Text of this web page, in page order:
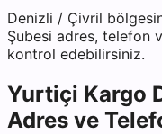
Denizli / Çivril
Şubesi adres, telefon
kontrol edebilirsiniz.
Yurtiçi Kargo
Adres ve